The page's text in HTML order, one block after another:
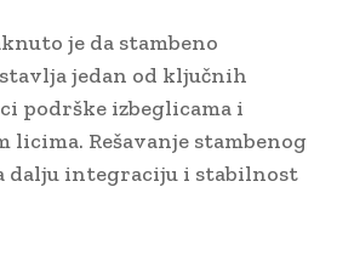
je da stambeno
jedan od ključnih
podrške izbeglicama i
Rešavanje stambenog
dalju integraciju i stabilnost